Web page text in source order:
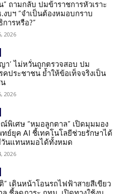
” ถามกลับ ปมข้าราชการหัวเราะ
งบฯ “จำเป็นต้องหมอบกราบ
การหรือ?”
2026
า’ ไม่หวั่นถูกตรวจสอบ ปม
คประชาชน ย้ำให้ข้อเท็จจริงเป็น
2026
พิเศษ “หมอลูกตาล” เปิดมุมมอง
ย์ยุค AI ชี้เทคโนโลยีช่วยรักษาได้
นแทนหมอได้ทั้งหมด
2026
” เดินหน้าโอนรถไฟฟ้าสายสีเขียว